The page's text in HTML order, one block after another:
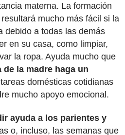
materna. La formación
mucho más fácil si la
debido a todas las demás
en su casa, como limpiar,
la ropa. Ayuda mucho que
la madre haga un
domésticas cotidianas
mucho apoyo emocional.
ayuda a los parientes y
o, incluso, las semanas que